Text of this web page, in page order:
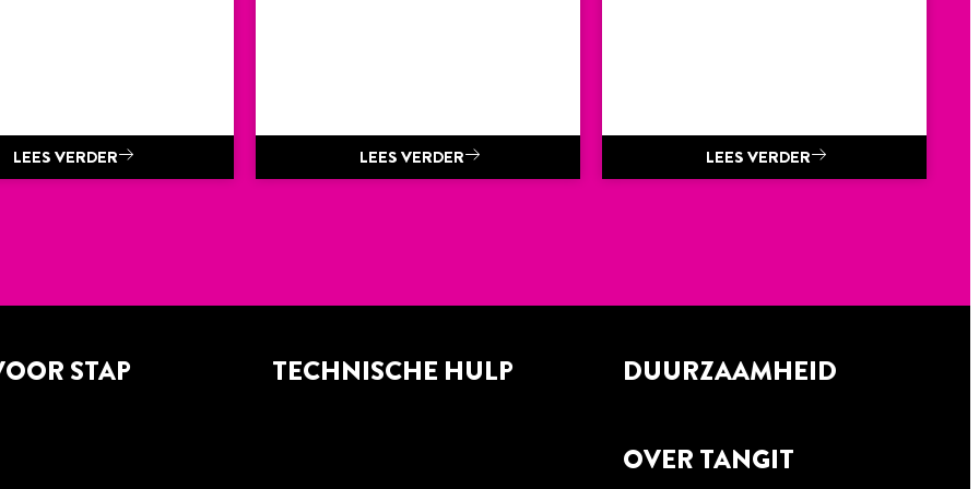
LEES VERDER LEES VERDER LEES VERDER
STAP TECHNISCHE HULP DUURZAAMHEID
OVER TANGIT